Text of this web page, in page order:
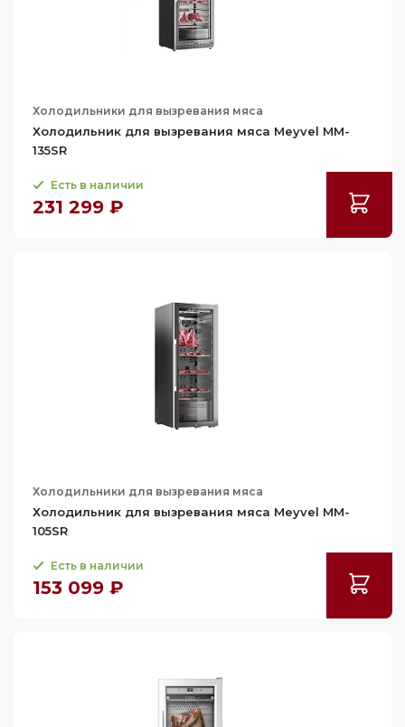
Холодильники для вызревания мяса
Холодильник для вызревания мяса Meyvel MM-
135SR
Есть в наличии
231 299 ₽
Холодильники для вызревания мяса
Холодильник для вызревания мяса Meyvel MM-
105SR
Есть в наличии
153 099 ₽